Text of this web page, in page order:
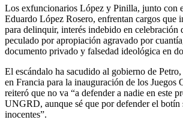
Los exfuncionarios López y Pinilla, junto con
Eduardo López Rosero, enfrentan cargos que
para delinquir, interés indebido en celebración
peculado por apropiación agravado por
documento privado y falsedad ideológica en
El escándalo ha sacudido al gobierno de
en Francia para la inauguración de los Juegos
reiteró que no va “a defender a nadie en este
UNGRD, aunque sé que por defender el botín
inocentes”.